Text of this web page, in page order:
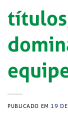
PUBLICADO EM 19